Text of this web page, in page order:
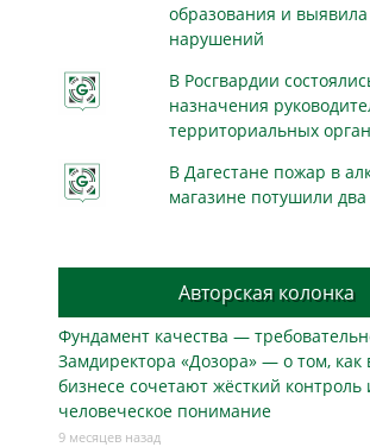
образования и
нарушений
В Росгвардии
назначения
территориальных
В Дагестане пожар в
магазине потушили
Авторская колонка
Фундамент качества —
Замдиректора «Дозора» — о том, как
бизнесe сочетают жёсткий контроль
человеческое понимание
9 месяцев назад